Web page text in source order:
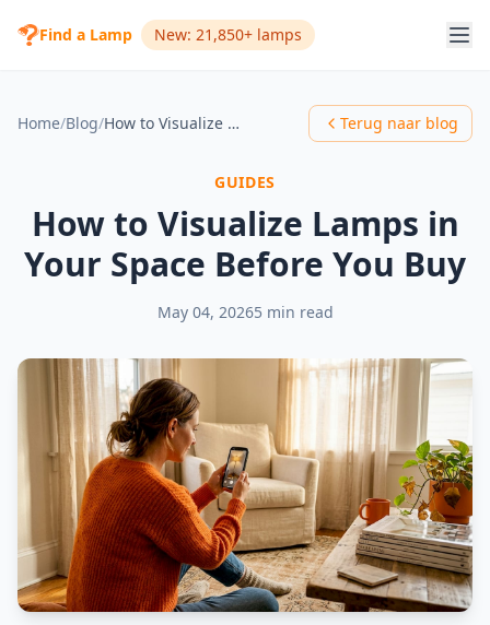
Find a Lamp New: 21,850+ lamps
Home/Blog/ How to Visualize Lamps in Your Space Before You Buy Terug naar blog
GUIDES
How to Visualize Lamps in
Your Space Before You Buy
May 04, 20265 min read